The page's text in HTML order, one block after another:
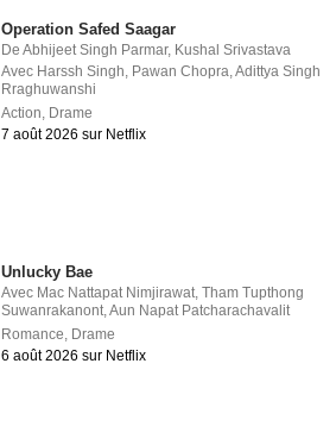
Operation Safed Saagar
DeAbhijeet Singh Parmar, Kushal Srivastava
Avec Harssh Singh, Pawan Chopra,Adittya Singh
Rraghuwanshi
Action, Drame
7 août 2026 sur Netflix
Unlucky Bae
Avec Mac Nattapat Nimjirawat ,Tham Tupthong
Suwanrakanont ,Aun Napat Patcharachavalit
Romance Drame
6 août 2026 sur Netflix